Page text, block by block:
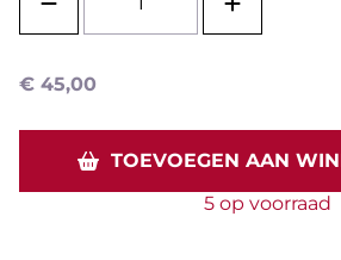
€ 45,00
TOEVOEGEN AAN
5 op voorraad